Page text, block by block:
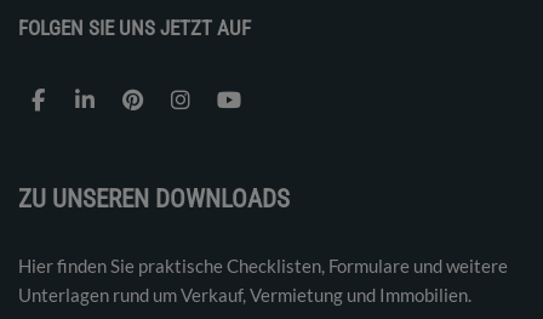
FOLGEN SIE UNS JETZT AUF
ZU UNSEREN DOWNLOADS
Hier finden Sie praktische Checklisten, Formulare und weitere
Unterlagen rund um Verkauf, Vermietung und Immobilien.